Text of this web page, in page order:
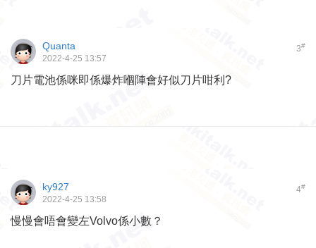
3#
Quanta
2022-4-25 13:57
刀片電池係咪即係爆炸嗰陣會好似刀片咁利?
4#
ky927
2022-4-25 13:58
慢慢會唔會變左Volvo係小數？